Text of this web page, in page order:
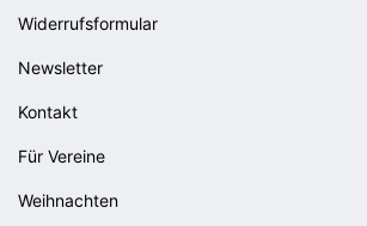
Widerrufsformular
Newsletter
Kontakt
Für Vereine
Weihnachten